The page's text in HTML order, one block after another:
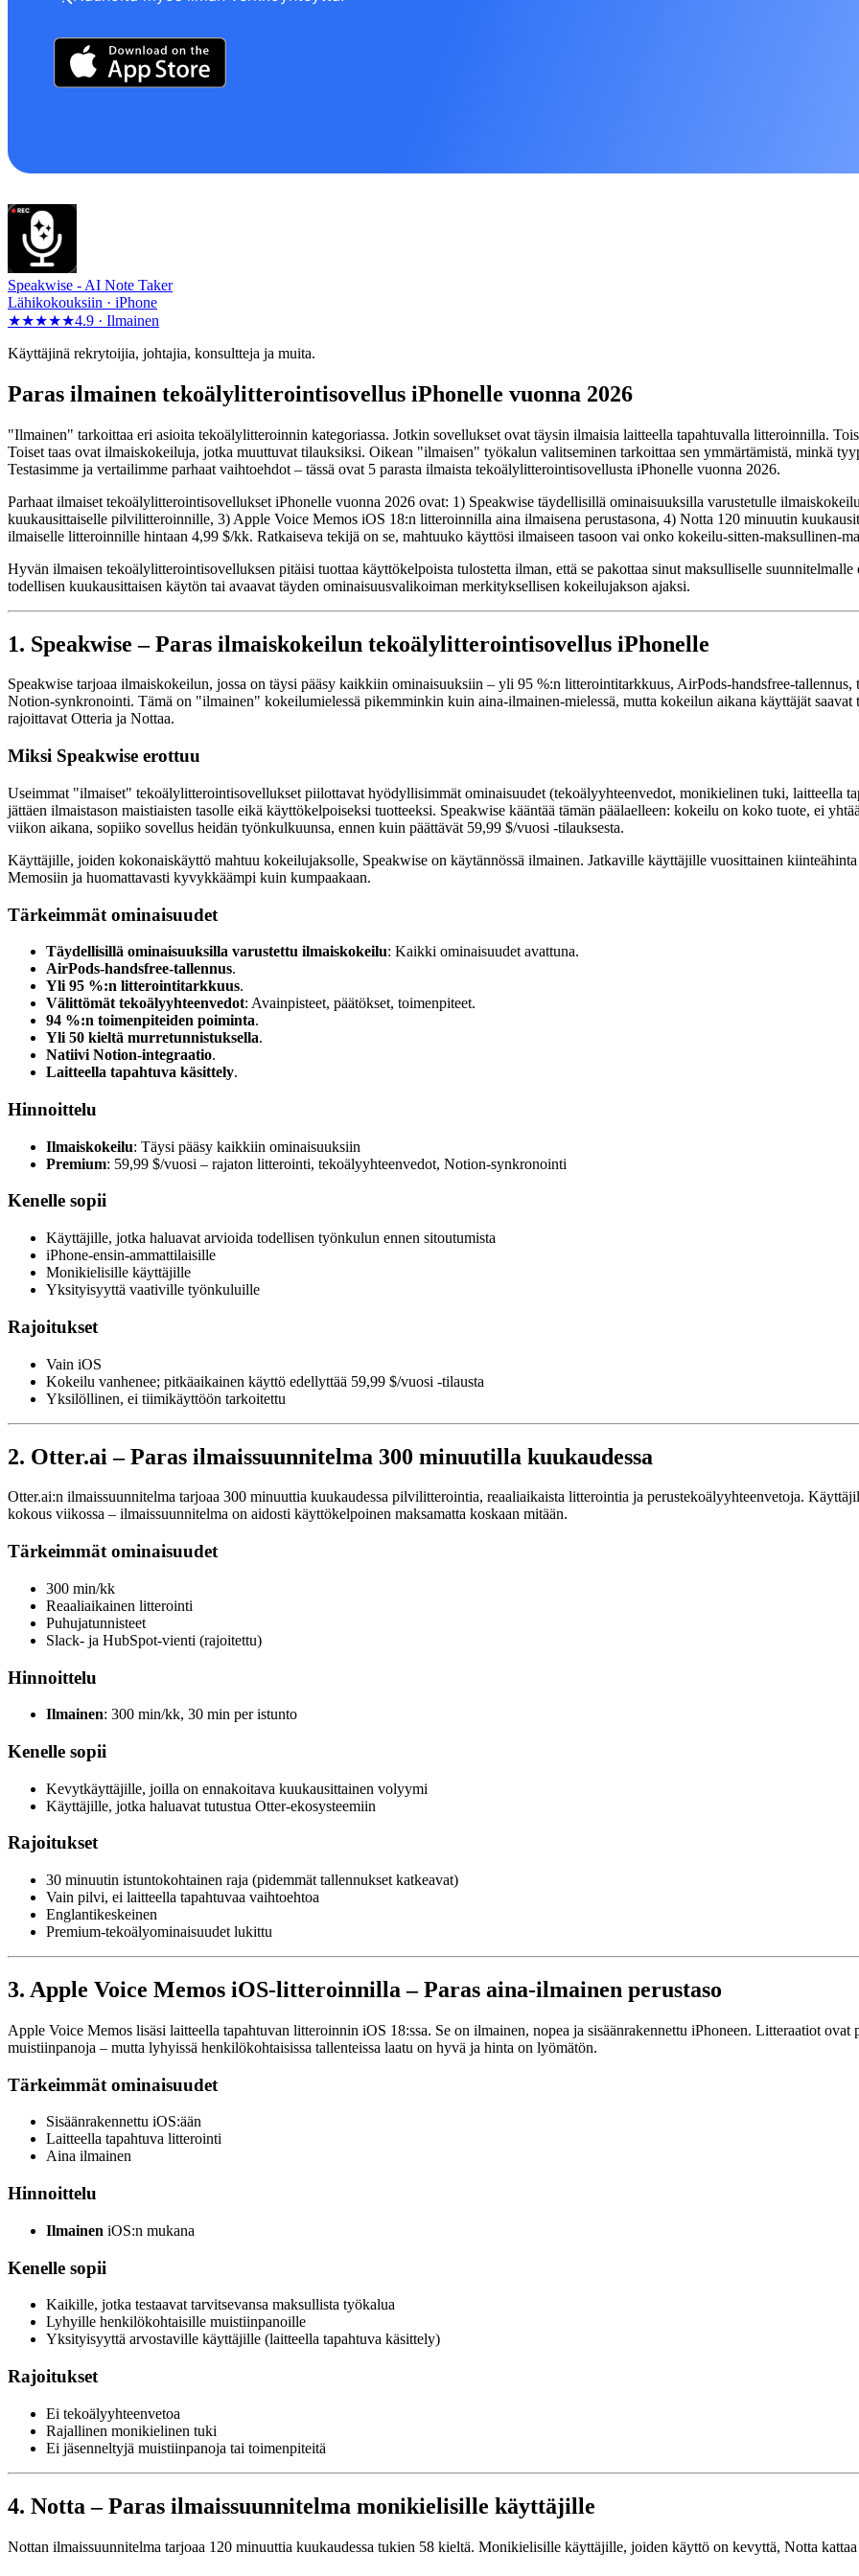
Speakwise - AI Note Taker
Lähikokouksiin · iPhone
★★★★★4.9 · Ilmainen
Käyttäjinä rekrytoijia, johtajia, konsultteja ja muita.
Paras ilmainen tekoälylitterointisovellus iPhonelle vuonna 2026
"Ilmainen" tarkoittaa eri asioita tekoälylitteroinnin kategoriassa. Jotkin sovellukset ovat täysin ilmaisia laitteella tapahtuvalla litteroinnilla.
Toiset taas ovat ilmaiskokeiluja, jotka muuttuvat tilauksiksi. Oikean "ilmaisen" työkalun valitseminen tarkoittaa sen ymmärtämistä, minkä
Testasimme ja vertailimme parhaat vaihtoehdot – tässä ovat 5 parasta ilmaista tekoälylitterointisovellusta iPhonelle vuonna 2026.
Parhaat ilmaiset tekoälylitterointisovellukset iPhonelle vuonna 2026 ovat: 1) Speakwise täydellisillä ominaisuuksilla varustetulle
kuukausittaiselle pilvilitteroinnille, 3) Apple Voice Memos iOS 18:n litteroinnilla aina ilmaisena perustasona, 4) Notta 120 minuutin
ilmaiselle litteroinnille hintaan 4,99 $/kk. Ratkaiseva tekijä on se, mahtuuko käyttösi ilmaiseen tasoon vai onko kokeilu-sitten-maksullinen-
Hyvän ilmaisen tekoälylitterointisovelluksen pitäisi tuottaa käyttökelpoista tulostetta ilman, että se pakottaa sinut maksulliselle
todellisen kuukausittaisen käytön tai avaavat täyden ominaisuusvalikoiman merkityksellisen kokeilujakson ajaksi.
1. Speakwise – Paras ilmaiskokeilun tekoälylitterointisovellus iPhonelle
Speakwise tarjoaa ilmaiskokeilun, jossa on täysi pääsy kaikkiin ominaisuuksiin – yli 95 %:n litterointitarkkuus, AirPods-handsfree-
Notion-synkronointi. Tämä on "ilmainen" kokeilumielessä pikemminkin kuin aina-ilmainen-mielessä, mutta kokeilun aikana käyttäjät
rajoittavat Otteria ja Nottaa.
Miksi Speakwise erottuu
Useimmat "ilmaiset" tekoälylitterointisovellukset piilottavat hyödyllisimmät ominaisuudet (tekoälyyhteenvedot, monikielinen tuki, laitteella
jättäen ilmaistason maistiaisten tasolle eikä käyttökelpoiseksi tuotteeksi. Speakwise kääntää tämän päälaelleen: kokeilu on koko tuote, ei
viikon aikana, sopiiko sovellus heidän työnkulkuunsa, ennen kuin päättävät 59,99 $/vuosi -tilauksesta.
Käyttäjille, joiden kokonaiskäyttö mahtuu kokeilujaksolle, Speakwise on käytännössä ilmainen. Jatkaville käyttäjille vuosittainen
Memosiin ja huomattavasti kyvykkäämpi kuin kumpaakaan.
Tärkeimmät ominaisuudet
Täydellisillä ominaisuuksilla varustettu ilmaiskokeilu: Kaikki ominaisuudet avattuna.
AirPods-handsfree-tallennus.
Yli 95 %:n litterointitarkkuus.
Välittömät tekoälyyhteenvedot: Avainpisteet, päätökset, toimenpiteet.
94 %:n toimenpiteiden poiminta.
Yli 50 kieltä murretunnistuksella.
Natiivi Notion-integraatio.
Laitteella tapahtuva käsittely.
Hinnoittelu
Ilmaiskokeilu: Täysi pääsy kaikkiin ominaisuuksiin
Premium: 59,99 $/vuosi – rajaton litterointi, tekoälyyhteenvedot, Notion-synkronointi
Kenelle sopii
Käyttäjille, jotka haluavat arvioida todellisen työnkulun ennen sitoutumista
iPhone-ensin-ammattilaisille
Monikielisille käyttäjille
Yksityisyyttä vaativille työnkuluille
Rajoitukset
Vain iOS
Kokeilu vanhenee; pitkäaikainen käyttö edellyttää 59,99 $/vuosi -tilausta
Yksilöllinen, ei tiimikäyttöön tarkoitettu
2. Otter.ai – Paras ilmaissuunnitelma 300 minuutilla kuukaudessa
Otter.ai:n ilmaissuunnitelma tarjoaa 300 minuuttia kuukaudessa pilvilitterointia, reaaliaikaista litterointia ja perustekoälyyhteenvetoja.
kokous viikossa – ilmaissuunnitelma on aidosti käyttökelpoinen maksamatta koskaan mitään.
Tärkeimmät ominaisuudet
300 min/kk
Reaaliaikainen litterointi
Puhujatunnisteet
Slack- ja HubSpot-vienti (rajoitettu)
Hinnoittelu
Ilmainen: 300 min/kk, 30 min per istunto
Kenelle sopii
Kevytkäyttäjille, joilla on ennakoitava kuukausittainen volyymi
Käyttäjille, jotka haluavat tutustua Otter-ekosysteemiin
Rajoitukset
30 minuutin istuntokohtainen raja (pidemmät tallennukset katkeavat)
Vain pilvi, ei laitteella tapahtuvaa vaihtoehtoa
Englantikeskeinen
Premium-tekoälyominaisuudet lukittu
3. Apple Voice Memos iOS-litteroinnilla – Paras aina-ilmainen perustaso
Apple Voice Memos lisäsi laitteella tapahtuvan litteroinnin iOS 18:ssa. Se on ilmainen, nopea ja sisäänrakennettu iPhoneen. Litteraatiot
muistiinpanoja – mutta lyhyissä henkilökohtaisissa tallenteissa laatu on hyvä ja hinta on lyömätön.
Tärkeimmät ominaisuudet
Sisäänrakennettu iOS:ään
Laitteella tapahtuva litterointi
Aina ilmainen
Hinnoittelu
Ilmainen iOS:n mukana
Kenelle sopii
Kaikille, jotka testaavat tarvitsevansa maksullista työkalua
Lyhyille henkilökohtaisille muistiinpanoille
Yksityisyyttä arvostaville käyttäjille (laitteella tapahtuva käsittely)
Rajoitukset
Ei tekoälyyhteenvetoa
Rajallinen monikielinen tuki
Ei jäsenneltyjä muistiinpanoja tai toimenpiteitä
4. Notta – Paras ilmaissuunnitelma monikielisille käyttäjille
Nottan ilmaissuunnitelma tarjoaa 120 minuuttia kuukaudessa tukien 58 kieltä. Monikielisille käyttäjille, joiden käyttö on kevyttä, Notta